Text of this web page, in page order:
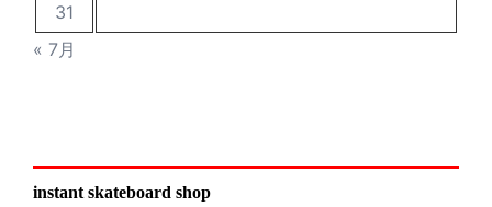
31
« 7月
instant skateboard shop